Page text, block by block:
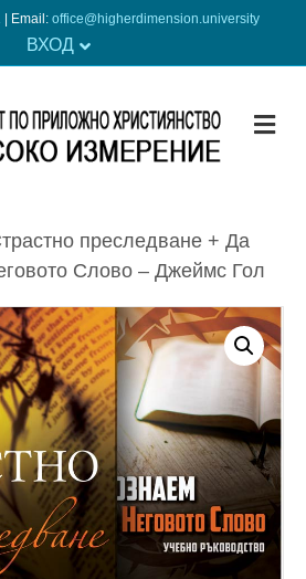
| Еmail: office@higherdimension.university
ВХОД
преследване + Да
Слово – Джеймс Гол